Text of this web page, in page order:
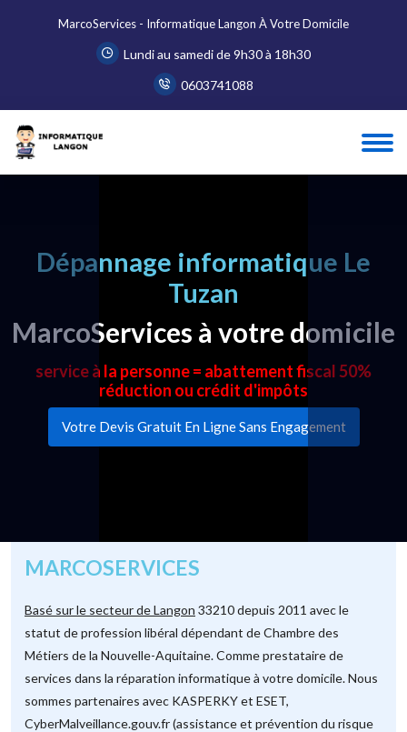
MarcoServices - Informatique Langon À Votre Domicile
Lundi au samedi de 9h30 à 18h30
0603741088
Dépannage informatique Le
Tuzan
MarcoServices à votre domicile
service à la personne = abattement fiscal 50%
réduction ou crédit d'impôts
Votre Devis Gratuit En Ligne Sans Engagement
MARCOSERVICES
Basé sur le secteur de Langon 33210 depuis 2011 avec le
statut de profession libéral dépendant de Chambre des
Métiers de la Nouvelle-Aquitaine. Comme prestataire de
services dans la réparation informatique à votre domicile. Nous
sommes partenaires avec KASPERKY et ESET,
CyberMalveillance.gouv.fr (assistance et prévention du risque